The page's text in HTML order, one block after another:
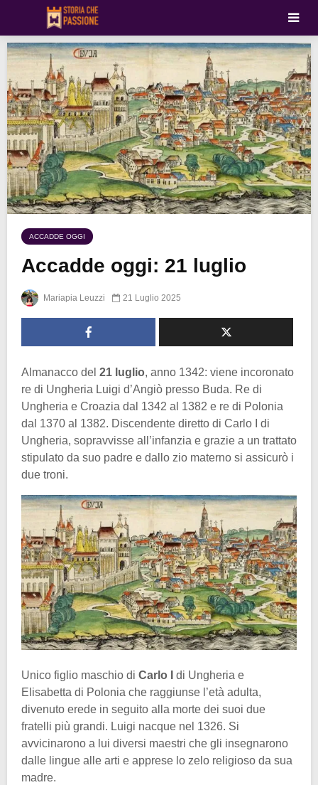
ACCADDE OGGI
Accadde oggi: 21 luglio
Mariapia Leuzzi 21 Luglio 2025
Almanacco del 21 luglio, anno 1342: viene incoronato
re di Ungheria Luigi d’Angiò presso Buda. Re di
Ungheria e Croazia dal 1342 al 1382 e re di Polonia
dal 1370 al 1382. Discendente diretto di Carlo I di
Ungheria, sopravvisse all’infanzia e grazie a un trattato
stipulato da suo padre e dallo zio materno si assicurò i
due troni.
Unico figlio maschio di Carlo I
di Ungheria e
Elisabetta di Polonia che raggiunse l’età adulta,
divenuto erede in seguito alla morte dei suoi due
fratelli più grandi. Luigi nacque nel 1326. Si
avvicinarono a lui diversi maestri che gli insegnarono
dalle lingue alle arti e apprese lo zelo religioso da sua
madre.